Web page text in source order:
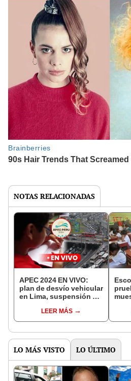
NOTAS RELACIONADAS
APEC 2024 EN VIVO:
plan de desvío vehicular
en Lima, suspensión de
12 y 13 de noviembre
LEER MÁS
las
LO MÁS VISTO LO ÚLTIMO